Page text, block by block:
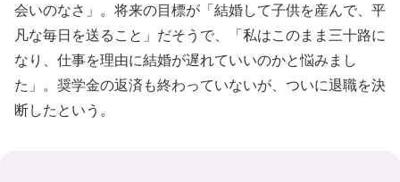
会いのなさ」。将来の目標が「結婚して子供を産んで、平
凡な毎日を送ること」だそうで、「私はこのまま三十路に
なり、仕事を理由に結婚が遅れていいのかと悩みまし
た」。奨学金の返済も終わっていないが、ついに退職を決
断したという。